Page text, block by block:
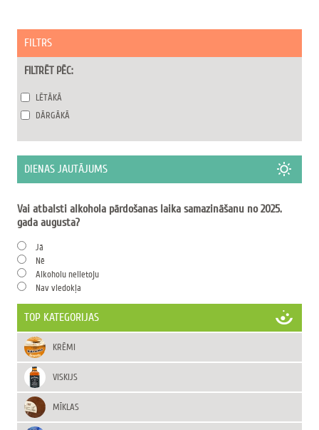
FILTRS
FILTRĒT PĒC:
LĒTĀKĀ
DĀRGĀKĀ
DIENAS JAUTĀJUMS
Vai atbalsti alkohola pārdošanas laika samazināšanu no 2025.
gada augusta?
Jā
Nē
Alkoholu nelietoju
Nav viedokļa
TOP KATEGORIJAS
KRĒMI
VISKIJS
MĪKLAS